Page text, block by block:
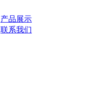
产品展示
联系我们